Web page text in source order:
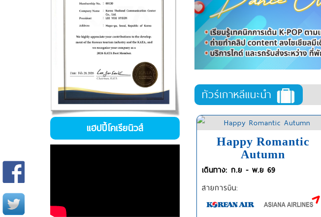
แฮปปี้โคเรียนิวส์
ทัวร์เกาหลีแนะนำ
Happy Romantic
Autumn
เดินทาง: ก.ย - พ.ย 69
สายการบิน: